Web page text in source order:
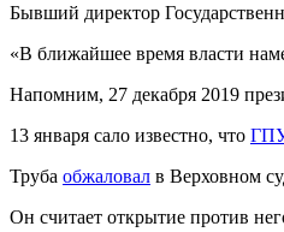
Бывший директор
«В ближайшее время власти
Напомним, 27 декабря 2019
13 января сало известно, что
Труба обжаловал в Верховном
Он считает открытие против